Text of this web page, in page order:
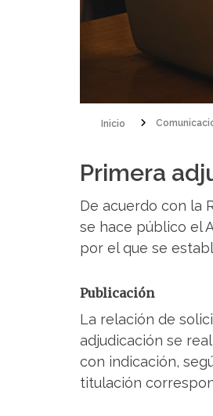
enlaces
de
ayuda
a
la
Primera
De acuerdo con la
se hace público el
por el que se
Publicación
La relación de
adjudicación se
con indicación,
titulación